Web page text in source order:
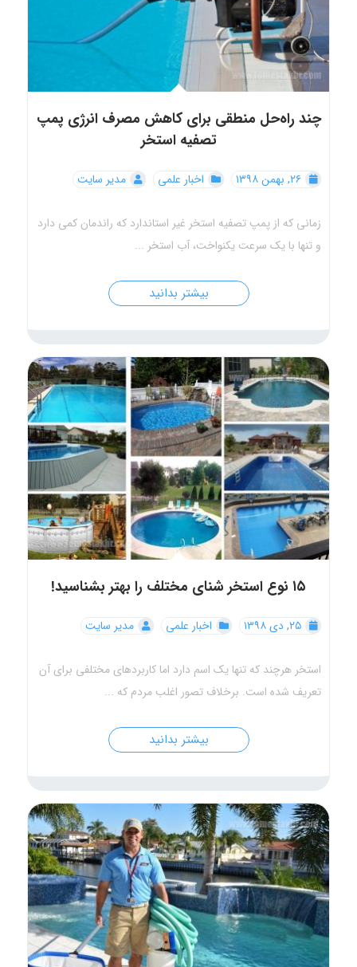
چند راه‌حل منطقی برای کاهش مصرف انرژی پمپ
تصفیه استخر
اخبار علمی مدیر سایت
زمانی که از پمپ تصفیه استخر غیر استاندارد که راندمان کمی دارد
و تنها با یک سرعت یکنواخت، آب استخر ...
بیشتر بدانید
۱۵ نوع استخر شنای مختلف را بهتر بشناسید!
اخبار علمی مدیر سایت
استخر هرچند که تنها یک اسم دارد اما کاربردهای مختلفی برای آن
تعریف شده است. برخلاف تصور اغلب مردم که ...
بیشتر بدانید